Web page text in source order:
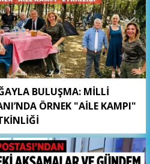
BULUŞMA: MİLLİ
ÖRNEK "AİLE KAMPI"